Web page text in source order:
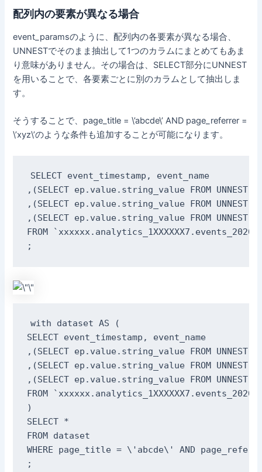
配列内の要素が異なる場合
event_paramsのように、配列内の各要素が異なる場合、
UNNESTでそのまま抽出して1つのカラムにまとめてもあま
り意味がありません。その場合は、SELECT部分にUNNEST
を用いることで、各要素ごとに別のカラムとして抽出しま
す。
そうすることで、page_title = \’abcde\’ AND page_referrer =
\’xyz\’のような条件も追加することが可能になります。
SELECT event_timestamp, event_name
,(SELECT ep.value.string_value FROM
,(SELECT ep.value.string_value FROM
,(SELECT ep.value.string_value FROM
FROM
;
with dataset AS (
SELECT event_timestamp, event_name
,(SELECT ep.value.string_value FROM
,(SELECT ep.value.string_value FROM
,(SELECT ep.value.string_value FROM
FROM
)
SELECT *
FROM dataset
WHERE page_title = \'abcde\' AND
;